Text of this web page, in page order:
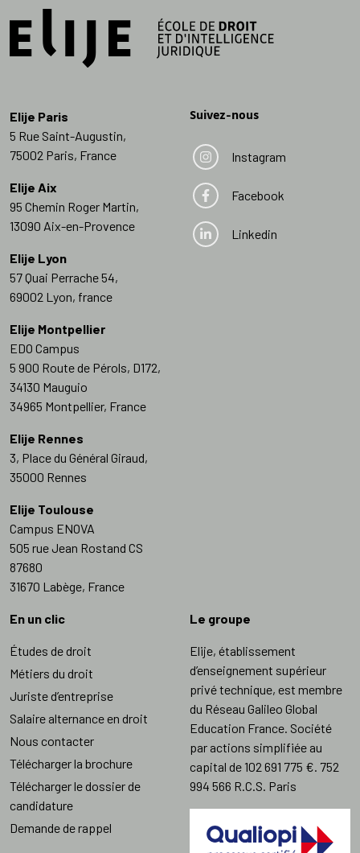
Elije Paris
5 Rue Saint-Augustin,
75002 Paris, France
Elije Aix
95 Chemin Roger Martin,
13090 Aix-en-Provence
Elije Lyon
57 Quai Perrache 54,
69002 Lyon, france
Elije Montpellier
EDO Campus
5 900 Route de Pérols, D172,
34130 Mauguio
34965 Montpellier, France
Elije Rennes
3, Place du Général Giraud,
35000 Rennes
Elije Toulouse
Campus ENOVA
505 rue Jean Rostand CS
87680
31670 Labège, France
Suivez-nous
Instagram
Facebook
Linkedin
En un clic
Études de droit
Métiers du droit
Juriste d’entreprise
Salaire alternance en droit
Nous contacter
Télécharger la brochure
Télécharger le dossier de
candidature
Demande de rappel
Le groupe
Elije, établissement
d’enseignement supérieur
privé technique, est membre
du Réseau Galileo Global
Education France. Société
par actions simplifiée au
capital de 102 691 775 €. 752
994 566 R.C.S. Paris